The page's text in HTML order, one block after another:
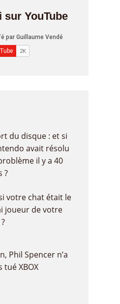
sur YouTube
du disque : et si
avait résolu
il y a 40
?
votre chat était le
joueur de votre
Phil Spencer n’a
tué XBOX